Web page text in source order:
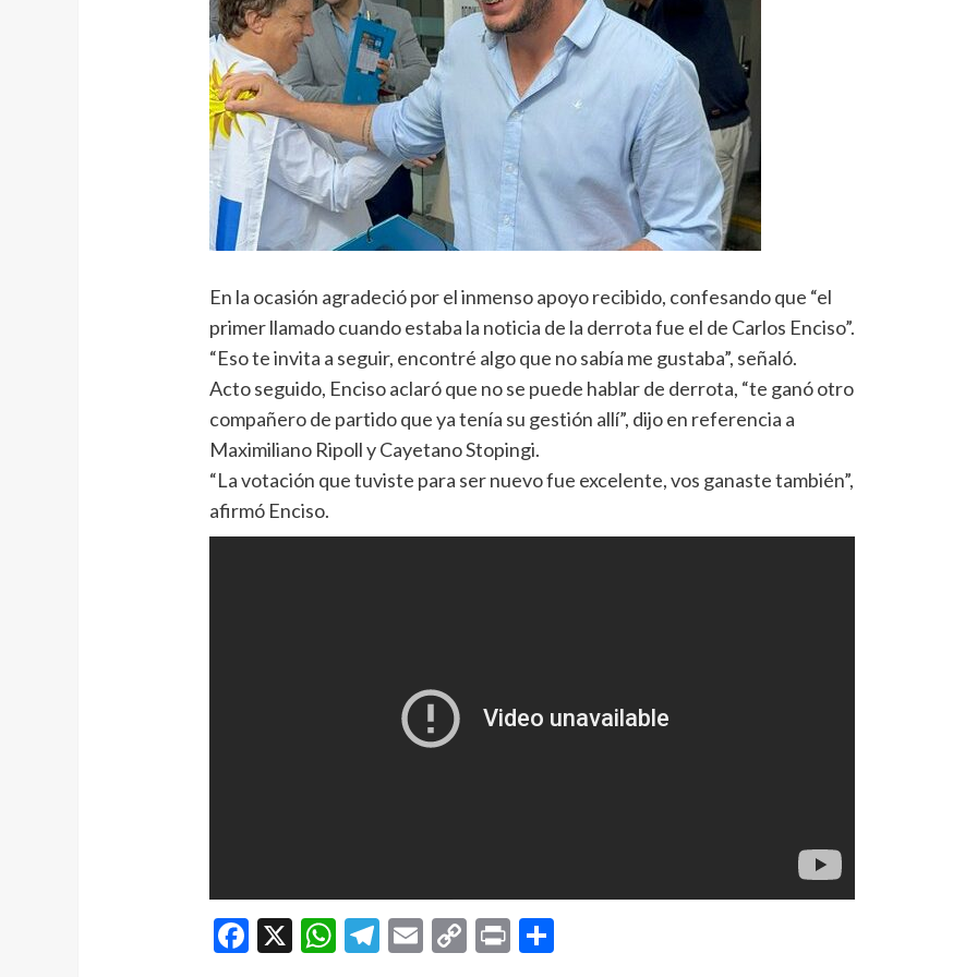
En la ocasión agradeció por el inmenso apoyo recibido, confesando que “el
primer llamado cuando estaba la noticia de la derrota fue el de Carlos Enciso”.
“Eso te invita a seguir, encontré algo que no sabía me gustaba”, señaló.
Acto seguido, Enciso aclaró que no se puede hablar de derrota, “te ganó otro
compañero de partido que ya tenía su gestión allí”, dijo en referencia a
Maximiliano Ripoll y Cayetano Stopingi.
“La votación que tuviste para ser nuevo fue excelente, vos ganaste también”,
afirmó Enciso.
Facebook
X WhatsApp
Telegram
EmailCopyPrint